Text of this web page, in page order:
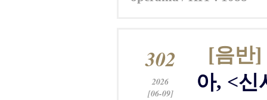
302
2026
[06-09]
[음반]
아, <신